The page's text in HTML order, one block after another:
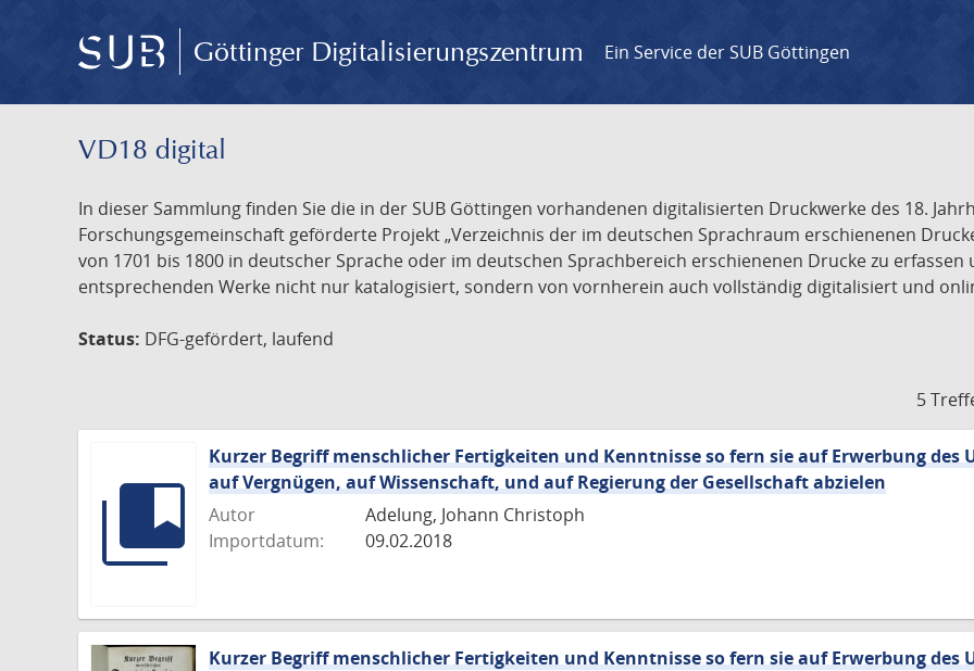
Göttinger Digitalisierungszentrum Ein Service der SUB Göttingen
VD18 digital
In dieser Sammlung finden Sie die in der SUB Göttingen vorhandenen digitalisierten Druckwerke des 18.
Forschungsgemeinschaft geförderte Projekt „Verzeichnis der im deutschen Sprachraum erschienenen
von 1701 bis 1800 in deutscher Sprache oder im deutschen Sprachbereich erschienenen Drucke zu
entsprechenden Werke nicht nur katalogisiert, sondern von vornherein auch vollständig digitalisiert und
Status: DFG-gefördert, laufend
5
Kurzer Begriff menschlicher Fertigkeiten und Kenntnisse so fern sie auf Erwerbung des
auf Vergnügen, auf Wissenschaft, und auf Regierung der Gesellschaft abzielen
Autor
Adelung, Johann Christoph
Importdatum:
09.02.2018
Kurzer Begriff menschlicher Fertigkeiten und Kenntnisse so fern sie auf Erwerbung des